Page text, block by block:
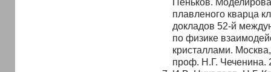
плавленого кварца
докладов 52-й
по физике
кристаллами.
проф. Н.Г. Чеченина.